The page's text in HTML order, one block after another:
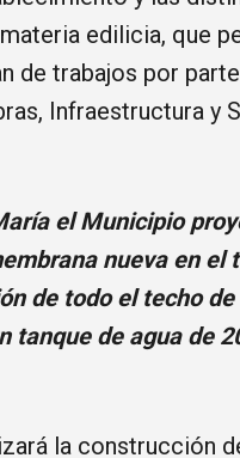
edilicia, que
de trabajos por
Infraestructura y
el Municipio
nueva en el
de todo el techo
tanque de agua de
la construcción